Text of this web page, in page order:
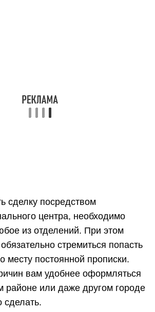
сделку посредством
центра, необходимо
из отделений. При этом
стремиться попасть
месту постоянной прописки.
вам удобнее оформляться
районе или даже другом городе
сделать.